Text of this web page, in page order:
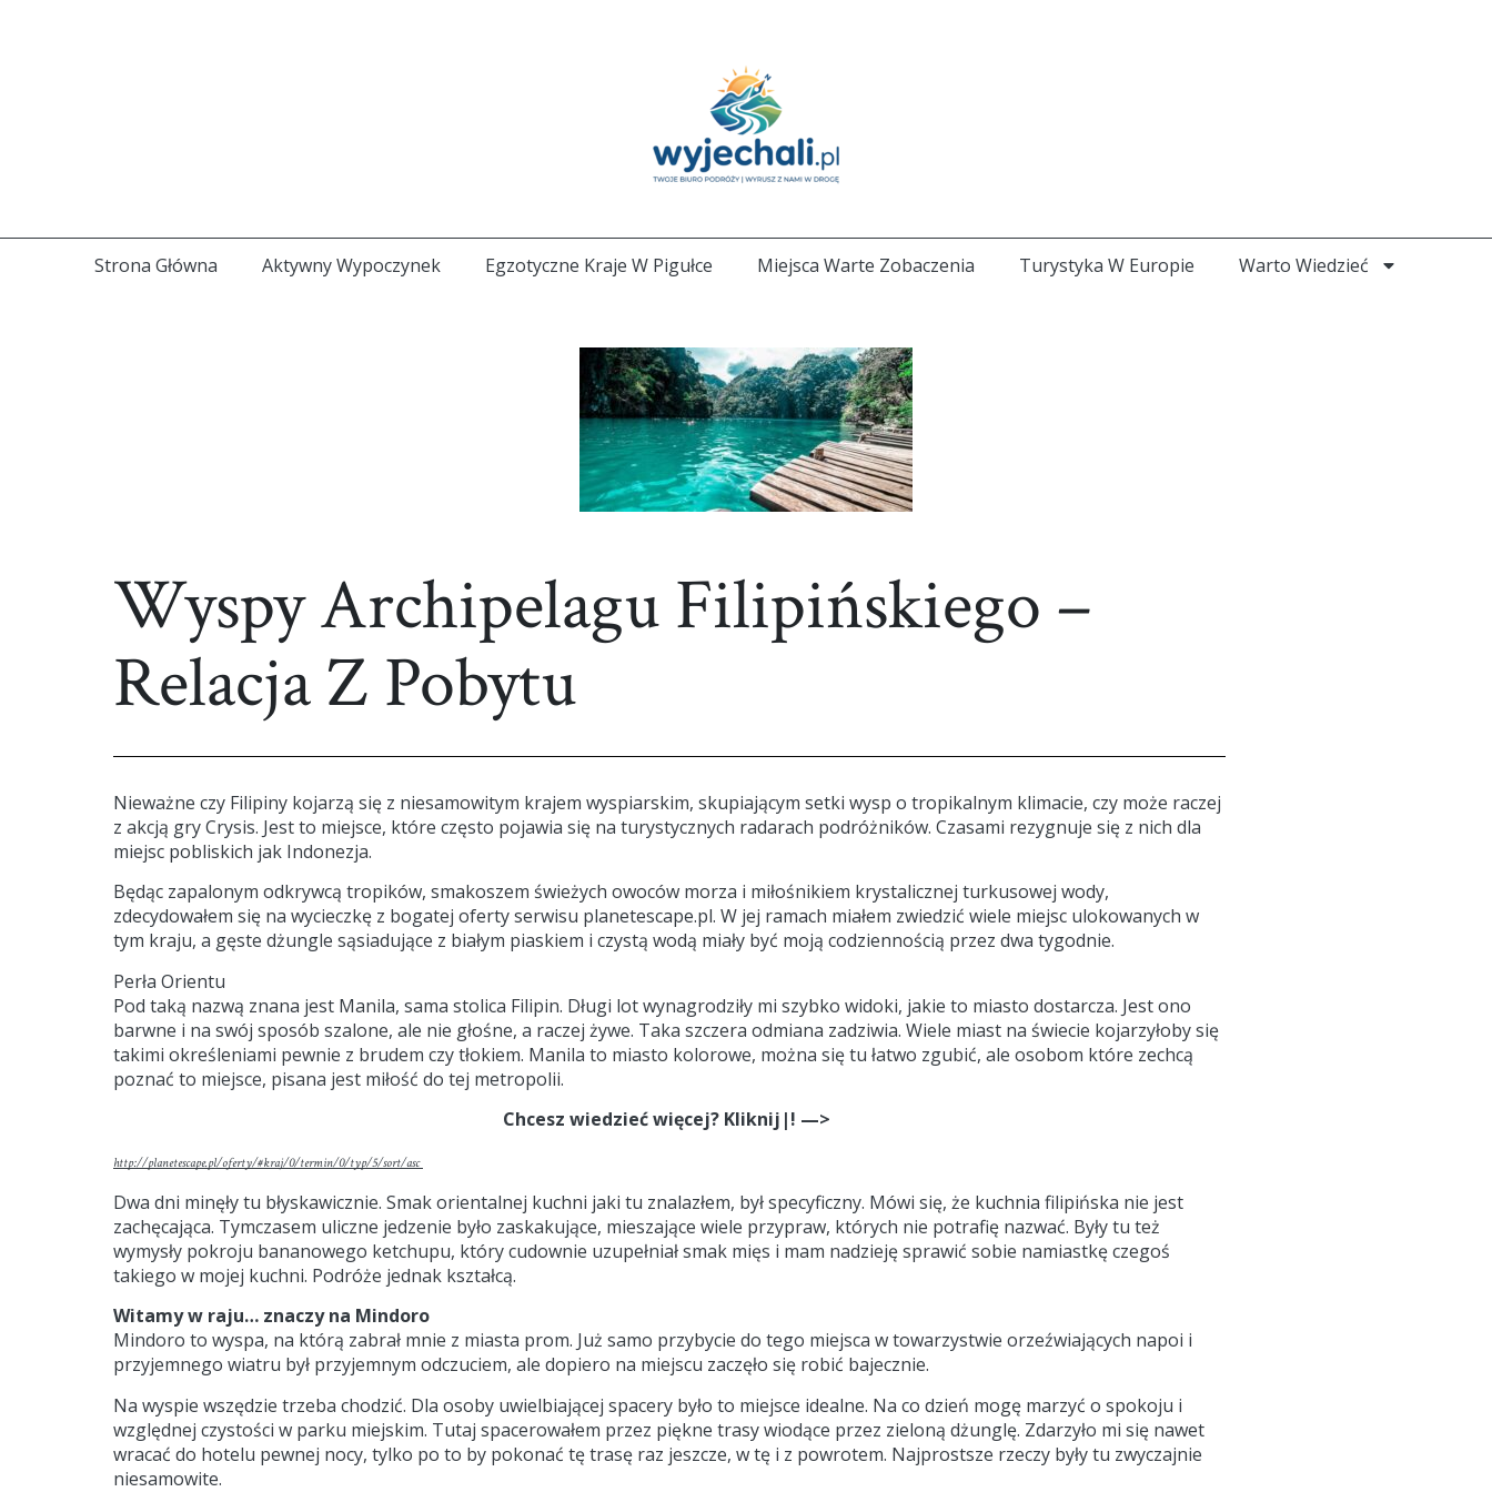
Strona Główna Aktywny Wypoczynek Egzotyczne Kraje W Pigułce Miejsca Warte Zobaczenia Turystyka W Europie Warto Wiedzieć
Wyspy Archipelagu Filipińskiego –
Relacja Z Pobytu
Nieważne czy Filipiny kojarzą się z niesamowitym krajem wyspiarskim, skupiającym setki wysp o tropikalnym klimacie, czy może raczej
z akcją gry Crysis. Jest to miejsce, które często pojawia się na turystycznych radarach podróżników. Czasami rezygnuje się z nich dla
miejsc pobliskich jak Indonezja.
Będąc zapalonym odkrywcą tropików, smakoszem świeżych owoców morza i miłośnikiem krystalicznej turkusowej wody,
zdecydowałem się na wycieczkę z bogatej oferty serwisu planetescape.pl. W jej ramach miałem zwiedzić wiele miejsc ulokowanych w
tym kraju, a gęste dżungle sąsiadujące z białym piaskiem i czystą wodą miały być moją codziennością przez dwa tygodnie.
Perła Orientu
Pod taką nazwą znana jest Manila, sama stolica Filipin. Długi lot wynagrodziły mi szybko widoki, jakie to miasto dostarcza. Jest ono
barwne i na swój sposób szalone, ale nie głośne, a raczej żywe. Taka szczera odmiana zadziwia. Wiele miast na świecie kojarzyłoby się
takimi określeniami pewnie z brudem czy tłokiem. Manila to miasto kolorowe, można się tu łatwo zgubić, ale osobom które zechcą
poznać to miejsce, pisana jest miłość do tej metropolii.
Chcesz wiedzieć więcej? Kliknij|! —>
http://planetescape.pl/oferty/#kraj/0/termin/0/typ/5/sort/asc
Dwa dni minęły tu błyskawicznie. Smak orientalnej kuchni jaki tu znalazłem, był specyficzny. Mówi się, że kuchnia filipińska nie jest
zachęcająca. Tymczasem uliczne jedzenie było zaskakujące, mieszające wiele przypraw, których nie potrafię nazwać. Były tu też
wymysły pokroju bananowego ketchupu, który cudownie uzupełniał smak mięs i mam nadzieję sprawić sobie namiastkę czegoś
takiego w mojej kuchni. Podróże jednak kształcą.
Witamy w raju… znaczy na Mindoro
Mindoro to wyspa, na którą zabrał mnie z miasta prom. Już samo przybycie do tego miejsca w towarzystwie orzeźwiających napoi i
przyjemnego wiatru był przyjemnym odczuciem, ale dopiero na miejscu zaczęło się robić bajecznie.
Na wyspie wszędzie trzeba chodzić. Dla osoby uwielbiającej spacery było to miejsce idealne. Na co dzień mogę marzyć o spokoju i
względnej czystości w parku miejskim. Tutaj spacerowałem przez piękne trasy wiodące przez zieloną dżunglę. Zdarzyło mi się nawet
wracać do hotelu pewnej nocy, tylko po to by pokonać tę trasę raz jeszcze, w tę i z powrotem. Najprostsze rzeczy były tu zwyczajnie
niesamowite.